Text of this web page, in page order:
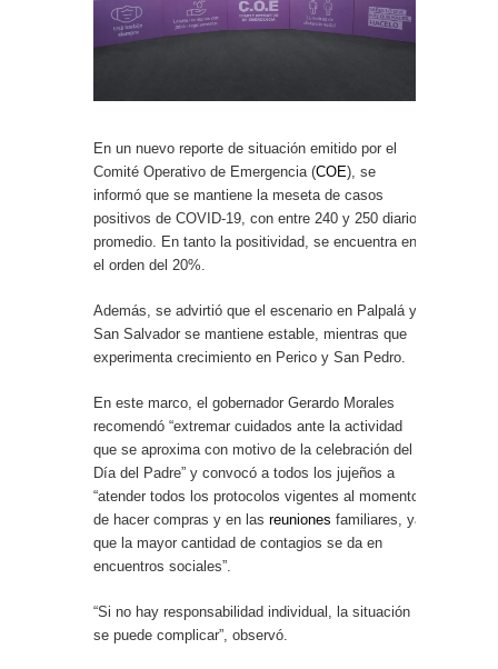
En un nuevo reporte de situación emitido por el
Comité Operativo de Emergencia (COE), se
informó que se mantiene la meseta de casos
positivos de COVID-19, con entre 240 y 250 diarios
promedio. En tanto la positividad, se encuentra en
el orden del 20%.
Además, se advirtió que el escenario en Palpalá y
San Salvador se mantiene estable, mientras que
experimenta crecimiento en Perico y San Pedro.
En este marco, el gobernador Gerardo Morales
recomendó “extremar cuidados ante la actividad
que se aproxima con motivo de la celebración del
Día del Padre” y convocó a todos los jujeños a
“atender todos los protocolos vigentes al momento
de hacer compras y en las reuniones familiares, ya
que la mayor cantidad de contagios se da en
encuentros sociales”.
“Si no hay responsabilidad individual, la situación
se puede complicar”, observó.